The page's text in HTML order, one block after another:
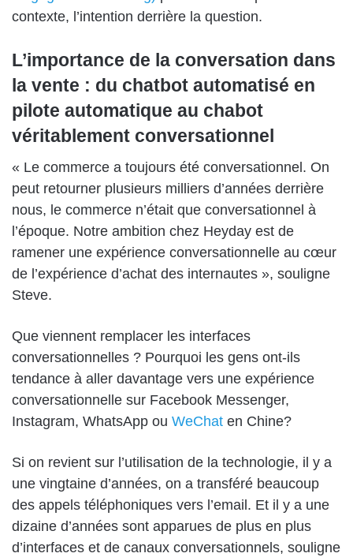
contexte, l’intention derrière la question.
L’importance de la conversation dans
la vente : du chatbot automatisé en
pilote automatique au chabot
véritablement conversationnel
« Le commerce a toujours été conversationnel. On
peut retourner plusieurs milliers d’années derrière
nous, le commerce n’était que conversationnel à
l’époque. Notre ambition chez Heyday est de
ramener une expérience conversationnelle au cœur
de l’expérience d’achat des internautes », souligne
Steve.
Que viennent remplacer les interfaces
conversationnelles ? Pourquoi les gens ont-ils
tendance à aller davantage vers une expérience
conversationnelle sur Facebook Messenger,
Instagram, WhatsApp ou WeChat en Chine?
Si on revient sur l’utilisation de la technologie, il y a
une vingtaine d’années, on a transféré beaucoup
des appels téléphoniques vers l’email. Et il y a une
dizaine d’années sont apparues de plus en plus
d’interfaces et de canaux conversationnels, souligne